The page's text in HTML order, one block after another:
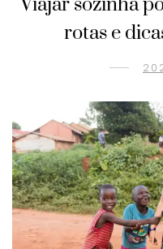
Viajar sozinha
rotas e